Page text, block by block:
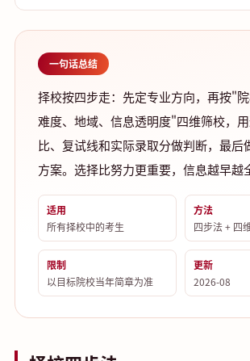
一句话总结
择校按四步走：先定专业方向，再按"
难度、地域、信息透明度"四维筛校，
比、复试线和实际录取分做判断，最后
方案。选择比努力更重要，信息越早越
适用
所有择校中的考生
方法
四步法 + 四
限制
以目标院校当年简章为准
更新
2026-08